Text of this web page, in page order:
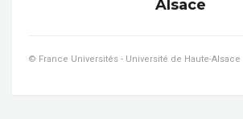
Alsace
© France Universités - Université de Haute-Alsace